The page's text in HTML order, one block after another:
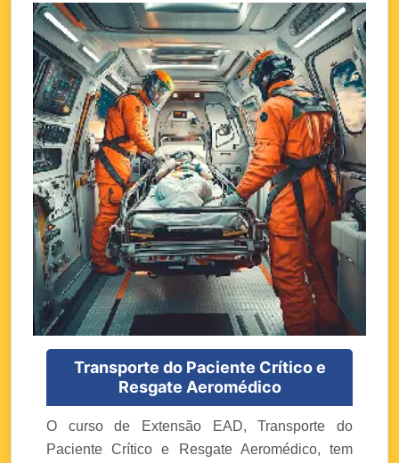
Transporte do Paciente Crítico e
Resgate Aeromédico
O curso de Extensão EAD, Transporte do
Paciente Crítico e Resgate Aeromédico, tem